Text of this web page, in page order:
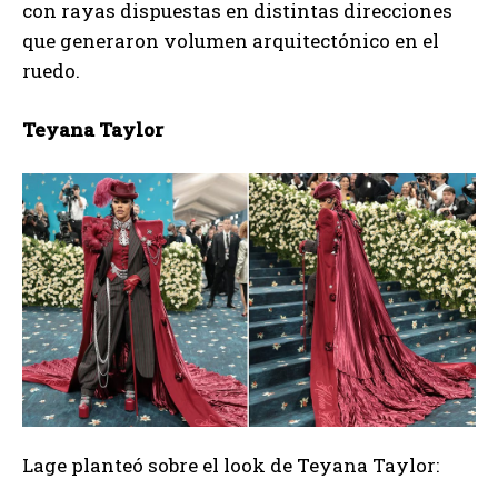
con rayas dispuestas en distintas direcciones
que generaron volumen arquitectónico en el
ruedo.
Teyana Taylor
Lage planteó sobre el look de Teyana Taylor: